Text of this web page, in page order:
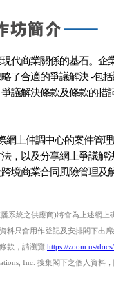
代商業關係的基石。企
了合適的爭議解決 -包
議解決條款及條款的措
網上仲調中心的案件管
，以及分享網上爭議解
境商業合同風險管理及
系統之供應商)將會為上述網上
料只會用作登記及安排閣下出
款，請瀏覽 https://zoom.us/
Inc. 搜集閣下之個人資料